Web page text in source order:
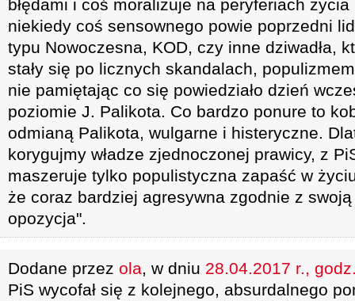
błędami i coś moralizuje na peryferiach
niekiedy coś sensownego powie poprzedni
typu Nowoczesna, KOD, czy inne dziwadła,
stały się po licznych skandalach,
nie pamiętając co się powiedziało dzień
poziomie J. Palikota. Co bardzo ponure to
odmianą Palikota, wulgarne i histeryczne.
korygujmy władze zjednoczonej prawicy, z
maszeruje tylko populistyczna zapaść w
że coraz bardziej agresywna zgodnie z
opozycja".
Dodane przez ola, w dniu 28.04.2017 r.,
PiS wycofał się z kolejnego, absurdalnego